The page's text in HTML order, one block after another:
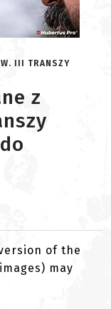
III TRANSZY
z
of the
may